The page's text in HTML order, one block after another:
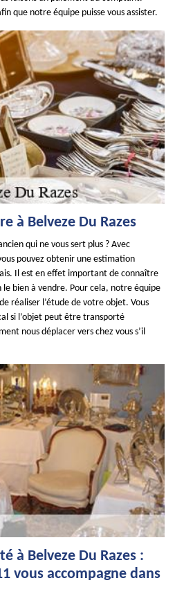
que notre équipe puisse vous assister.
à Belveze Du Razes
qui ne vous sert plus ? Avec
pouvez obtenir une estimation
Il est en effet important de connaître
bien à vendre. Pour cela, notre équipe
réaliser l’étude de votre objet. Vous
si l’objet peut être transporté
nous déplacer vers chez vous s’il
à Belveze Du Razes :
vous accompagne dans